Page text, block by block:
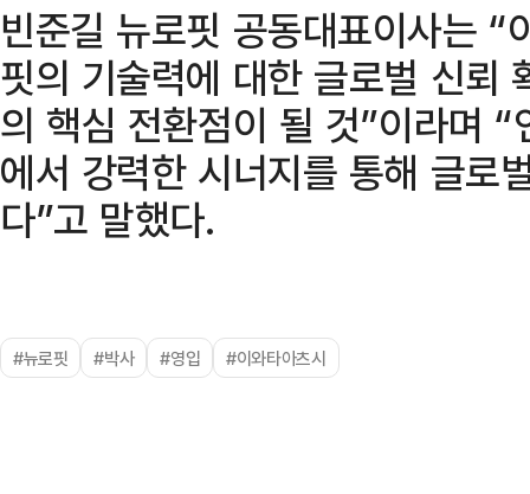
빈준길 뉴로핏 공동대표이사는
핏의 기술력에 대한 글로벌 신뢰
의 핵심 전환점이 될 것”이라며
에서 강력한 시너지를 통해 글로
다”고 말했다.
#뉴로핏 #박사 #영입 #이와타아츠시